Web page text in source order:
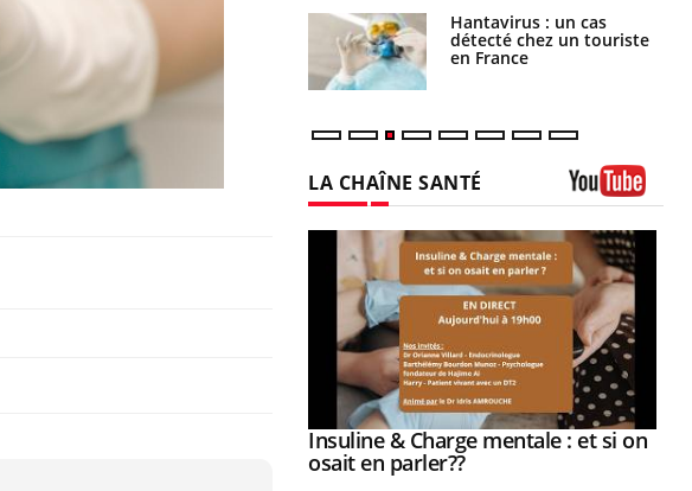
Hantavirus : un cas
détecté chez un touriste
en France
Comment oublier les
écrans en vacances ?
LA CHAÎNE SANTÉ
Youtube
Insuline & Charge mentale : et si on
osait en parler??Youtube